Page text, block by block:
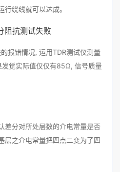
绕线就可以达成。
阻抗测试失败
报错情况, 运用TDR测试仪测量
觉实际值仅仅有85Ω, 信号质量
差分对所处层数的介电常量是否
层之介电常量把四点二变为了四